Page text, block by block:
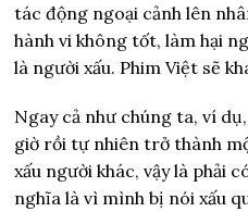
tác động ngoại cảnh lên
hành vi không tốt, làm hại
là người xấu. Phim Việt sẽ
Ngay cả như chúng ta, ví
giờ rồi tự nhiên trở thành
xấu người khác, vậy là phải
nghĩa là vì mình bị nói xấu